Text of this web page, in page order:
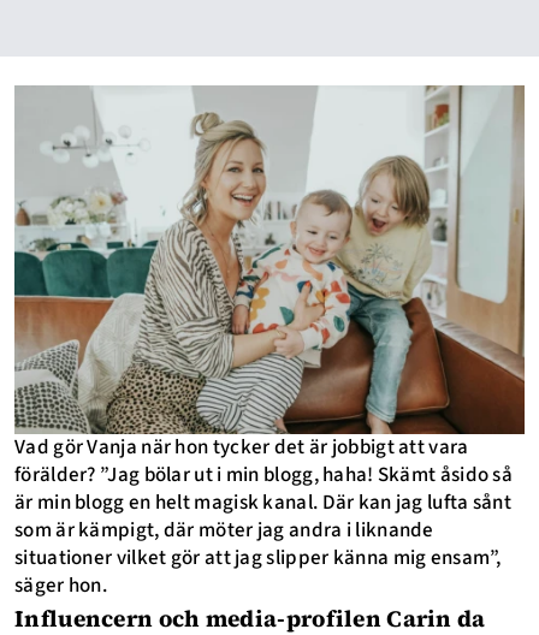
Vad gör Vanja när hon tycker det är jobbigt att vara
förälder? ”Jag bölar ut i min blogg, haha! Skämt åsido så
är min blogg en helt magisk kanal. Där kan jag lufta sånt
som är kämpigt, där möter jag andra i liknande
situationer vilket gör att jag slipper känna mig ensam”,
säger hon.
Influencern och media-profilen Carin da